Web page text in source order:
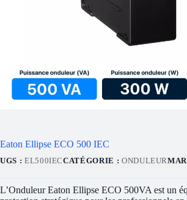
Eaton Ellipse ECO 500 IEC
UGS : EL500IECCATÉGORIE : ONDULEUR
L’Onduleur Eaton Ellipse ECO 500VA est un